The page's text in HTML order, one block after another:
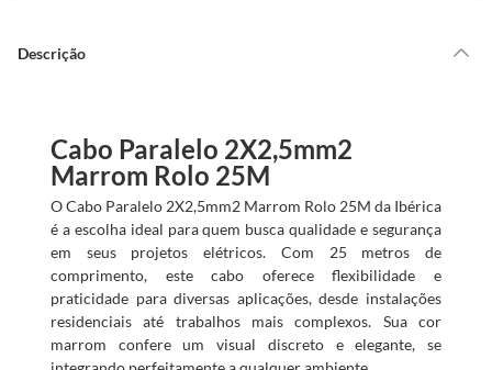
Descrição
Cabo Paralelo 2X2,5mm2
Marrom Rolo 25M
O Cabo Paralelo 2X2,5mm2 Marrom Rolo 25M da Ibérica
é a escolha ideal para quem busca qualidade e segurança
em seus projetos elétricos. Com 25 metros de
comprimento, este cabo oferece flexibilidade e
praticidade para diversas aplicações, desde instalações
residenciais até trabalhos mais complexos. Sua cor
marrom confere um visual discreto e elegante, se